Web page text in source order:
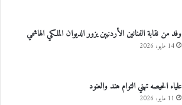
وفد من نقابة الفنانين الأردنيين يزور الديوان الملكي الهاشمي
14 مايو، 2026
علياء الحيصه تهني التوام هند والعنود
11 مايو، 2026